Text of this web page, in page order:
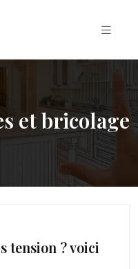
et bricolage
tension ? voici